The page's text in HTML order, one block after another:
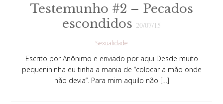
Testemunho #2 – Pecados
escondidos 20/07/15
Sexualidade
Escrito por Anônimo e enviado por aqui Desde muito
pequenininha eu tinha a mania de “colocar a mão onde
não devia”. Para mim aquilo não […]